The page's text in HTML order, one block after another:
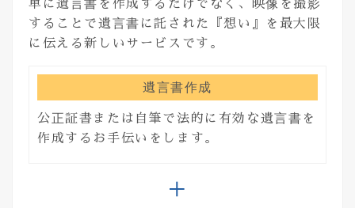
単に遺言書を作成するだけでなく、映像を撮影
することで遺言書に託された『想い』を最大限
に伝える新しいサービスです。
遺言書作成
公正証書または自筆で法的に有効な遺言書を
作成するお手伝いをします。
+